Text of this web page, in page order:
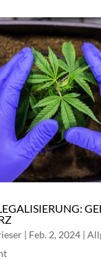
| Feb. 2, 2024|